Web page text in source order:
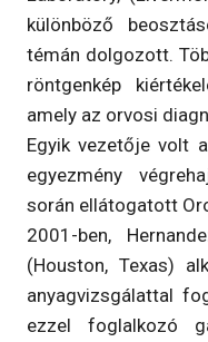
különböző
témán dolgozott.
röntgenkép
amely az orvosi
Egyik vezetője volt
egyezmény
során ellátogatott
2001-ben,
(Houston, Texas)
anyagvizsgálattal
ezzel foglalkozó